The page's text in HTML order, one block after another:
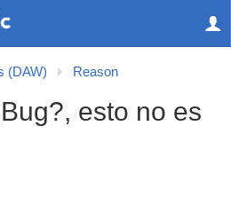
(DAW) Reason
esto no es